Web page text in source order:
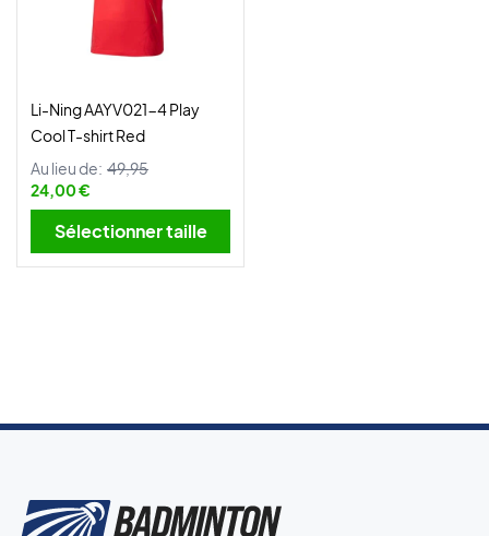
Li-Ning AAYV021-4 Play
Cool T-shirt Red
Au lieu de: 49,95
24,00 €
Sélectionner taille